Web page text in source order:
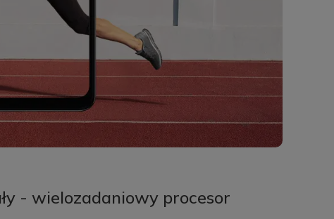
- wielozadaniowy procesor